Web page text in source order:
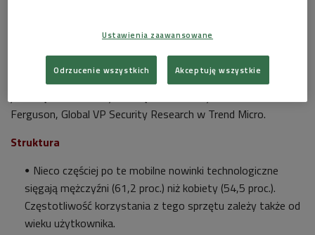
cyberprzestępców. Włamania na profile na portalach
społecznościowych lub kradzież pieniędzy z kont bankowych
są dziś bardzo powszechne, coraz częściej dochodzi do nich za
Ferguson, Global VP Security Research w Trend Micro.
Struktura
Nieco częściej po te mobilne nowinki technologiczne
sięgają mężczyźni (61,2 proc.) niż kobiety (54,5 proc.).
Częstotliwość korzystania z tego sprzętu zależy także od
wieku użytkownika.
Ustawienia zaawansowane
Odrzucenie wszystkich Akceptuję wszystkie